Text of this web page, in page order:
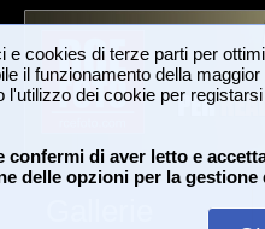
e cookies di terze parti per
il funzionamento della maggior
dei cookie per
confermi di aver letto e
delle opzioni per la gestione